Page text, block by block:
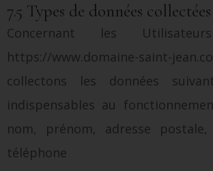
7.5 Types de données collectées
Concernant les
https://www.domaine-saint-
collectons les données
indispensables au
nom, prénom, adresse
téléphone